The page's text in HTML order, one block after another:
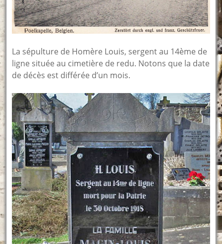
La sépulture de Homère Louis, sergent au 14ème de
ligne située au cimetière de redu. Notons que la date
de décès est différée d’un mois.